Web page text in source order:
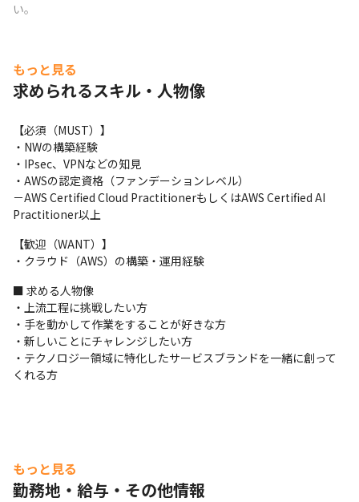
い。
もっと見る
求められるスキル・人物像
【必須（MUST）】
・NWの構築経験
・IPsec、VPNなどの知見
・AWSの認定資格（ファンデーションレベル）
－AWS Certified Cloud PractitionerもしくはAWS Certified AI
Practitioner以上
【歓迎（WANT）】
・クラウド（AWS）の構築・運用経験
■ 求める人物像
・上流工程に挑戦したい方
・手を動かして作業をすることが好きな方
・新しいことにチャレンジしたい方
・テクノロジー領域に特化したサービスブランドを一緒に創って
くれる方
もっと見る
勤務地・給与・その他情報